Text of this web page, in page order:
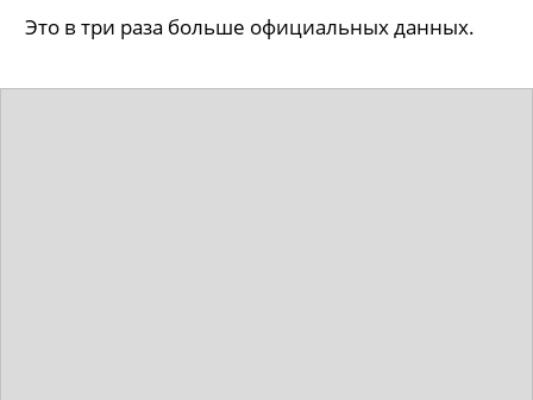
Это в три раза больше официальных данных.